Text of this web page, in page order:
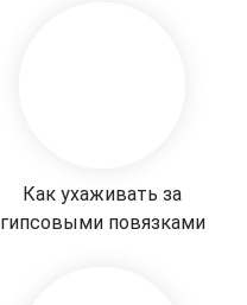
Как ухаживать за
гипсовыми повязками